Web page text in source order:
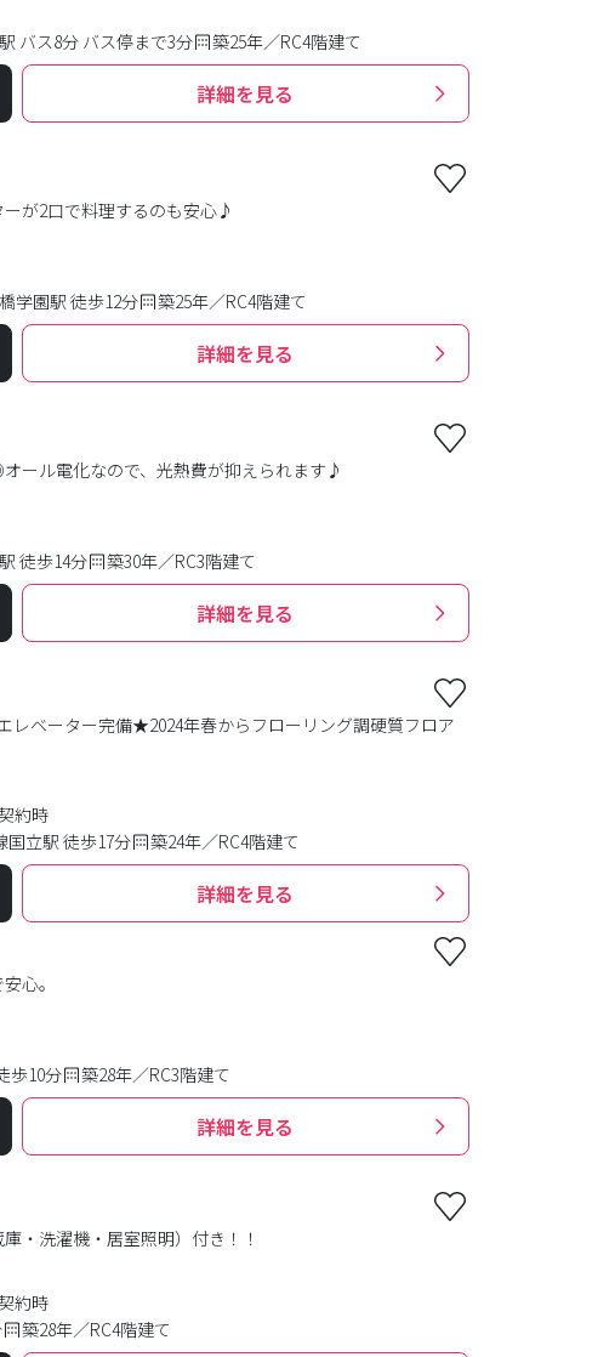
バス8分 バス停まで3分 築25年／RC4階建て
詳細を見る
が2口で料理するのも安心♪
学園駅 徒歩12分 築25年／RC4階建て
詳細を見る
ール電化なので、光熱費が抑えられます♪
徒歩14分 築30年／RC3階建て
詳細を見る
ベーター完備★2024年春からフローリング調硬質フロア
約時
国立駅 徒歩17分 築24年／RC4階建て
詳細を見る
心。
歩10分 築28年／RC3階建て
詳細を見る
・洗濯機・居室照明）付き！！
約時
築28年／RC4階建て